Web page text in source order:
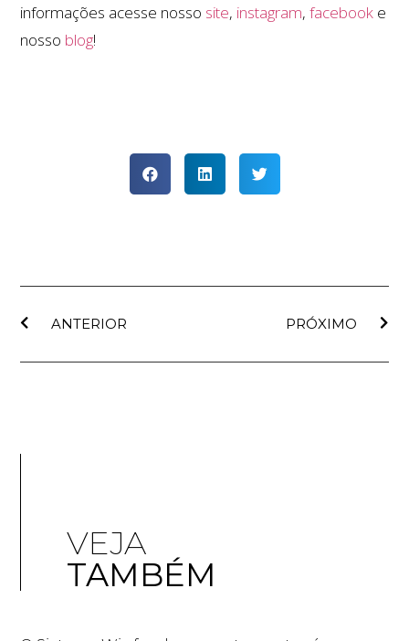
informações acesse nosso site, instagram,facebook e
nosso blog!
ANTERIOR PRÓXIMO
VEJA
TAMBÉM